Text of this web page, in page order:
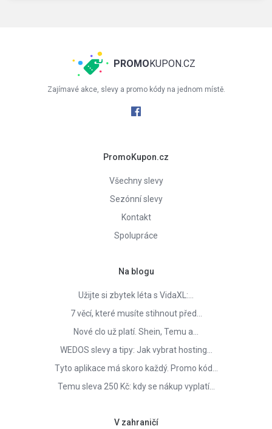
PROMOKUPON.CZ
Zajímavé akce, slevy a promo kódy na jednom místě.
PromoKupon.cz
Všechny slevy
Sezónní slevy
Kontakt
Spolupráce
Na blogu
Užijte si zbytek léta s VidaXL:…
7 věcí, které musíte stihnout před…
Nové clo už platí. Shein, Temu a…
WEDOS slevy a tipy: Jak vybrat hosting…
Tyto aplikace má skoro každý. Promo kód…
Temu sleva 250 Kč: kdy se nákup vyplatí…
V zahraničí